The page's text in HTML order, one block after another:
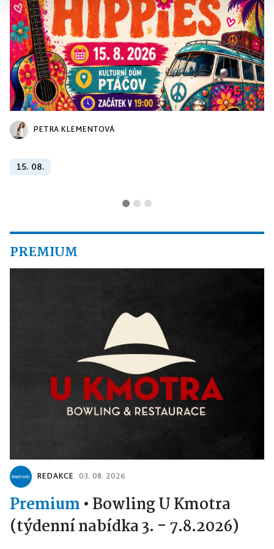
PETRA KLEMENTOVÁ
15. 08.
PREMIUM
REDAKCE 03. 08. 2026
Premium • Bowling U Kmotra
(týdenní nabídka 3. - 7.8.2026)